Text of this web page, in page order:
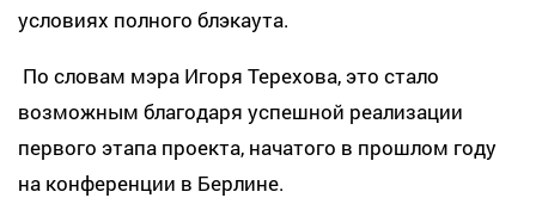
условиях полного блэкаута.
По словам мэра Игоря Терехова, это стало
возможным благодаря успешной реализации
первого этапа проекта, начатого в прошлом году
на конференции в Берлине.